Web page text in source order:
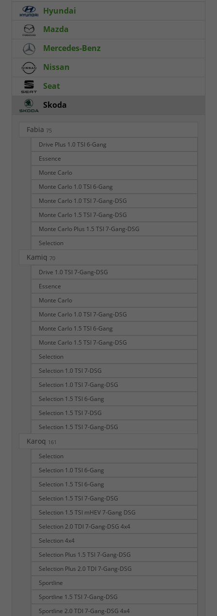
Hyundai
Mazda
Mercedes-Benz
Nissan
Seat
Skoda
Fabia 75
Drive Plus 1.0 TSI 6-Gang
Essence
Monte Carlo
Monte Carlo 1.0 TSI 6-Gang
Monte Carlo 1.0 TSI 7-Gang-DSG
Monte Carlo 1.5 TSI 7-Gang-DSG
Monte Carlo Plus 1.5 TSI 7-Gang-DSG
Selection
Kamiq 70
Drive 1.0 TSI 7-Gang-DSG
Essence
Monte Carlo
Monte Carlo 1.0 TSI 7-Gang-DSG
Monte Carlo 1.5 TSI 6-Gang
Monte Carlo 1.5 TSI 7-Gang-DSG
Selection
Selection 1.0 TSI 7-DSG
Selection 1.0 TSI 7-Gang-DSG
Selection 1.5 TSI 6-Gang
Selection 1.5 TSI 7-DSG
Selection 1.5 TSI 7-Gang-DSG
Karoq 161
Selection
Selection 1.0 TSI 6-Gang
Selection 1.5 TSI 6-Gang
Selection 1.5 TSI 7-Gang-DSG
Selection 1.5 TSI mHEV 7-Gang DSG
Selection 2.0 TDI 7-Gang-DSG 4x4
Selection 4x4
Selection Plus 1.5 TSI 7-Gang-DSG
Selection Plus 2.0 TDI 7-Gang-DSG
Sportline
Sportline 1.5 TSI 7-Gang-DSG
Sportline 2.0 TDI 7-Gang-DSG 4x4